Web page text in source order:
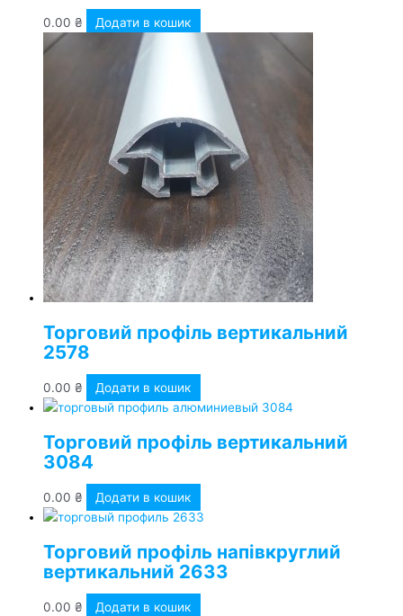
0.00 ₴ Додати в кошик
Торговий профіль вертикальний
2578
0.00 ₴ Додати в кошик
Торговий профіль вертикальний
3084
0.00 ₴ Додати в кошик
Торговий профіль напівкруглий
вертикальний 2633
0.00 ₴ Додати в кошик